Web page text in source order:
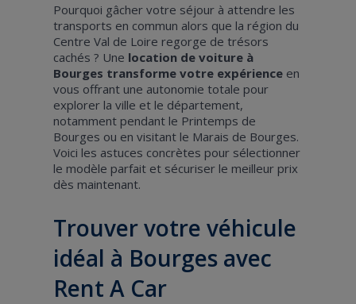
Pourquoi gâcher votre séjour à attendre les
transports en commun alors que la région du
Centre Val de Loire regorge de trésors
cachés ? Une location de voiture à
Bourges transforme votre expérienceen
vous offrant une autonomie totale pour
explorer la ville et le département,
notamment pendant le Printemps de
Bourges ou en visitant le Marais de Bourges.
Voici les astuces concrètes pour sélectionner
le modèle parfait et sécuriser le meilleur prix
dès maintenant.
Trouver votre véhicule
idéal à Bourges avec
Rent A Car